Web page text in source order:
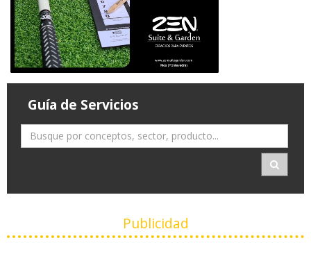
Guía de Servicios
Publicidad